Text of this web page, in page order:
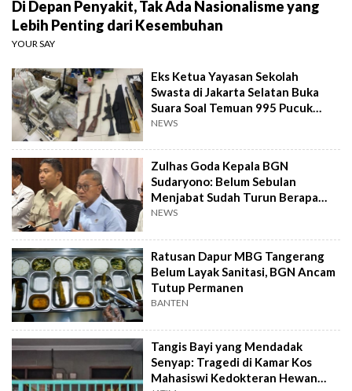
Di Depan Penyakit, Tak Ada Nasionalisme yang
Lebih Penting dari Kesembuhan
YOUR SAY
Eks Ketua Yayasan Sekolah
Swasta di Jakarta Selatan Buka
Suara Soal Temuan 995 Pucuk
Senjata Api
NEWS
Zulhas Goda Kepala BGN
Sudaryono: Belum Sebulan
Menjabat Sudah Turun Berapa
Kilo?
NEWS
Ratusan Dapur MBG Tangerang
Belum Layak Sanitasi, BGN Ancam
Tutup Permanen
BANTEN
Tangis Bayi yang Mendadak
Senyap: Tragedi di Kamar Kos
Mahasiswi Kedokteran Hewan